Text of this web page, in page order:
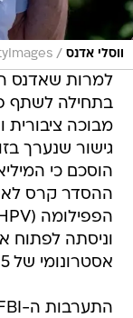
ווסלי אדנס /
למרות שאדנס
בתחילה לשתף
מבוכה
גישור שנערך
ההסדר קרס
וניסתה
אסטרונומי של 1.215 מיליארד דולר.
מוסתרים בתוך